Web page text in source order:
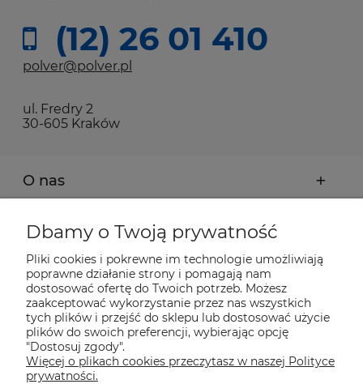
(12) 26 01 410
polver@polver.pl
ul. Fredry 2
30-605 Kraków
O nas
Moje konto
Płatności i dostawa
Pomoc
Informacje
Dbamy o Twoją prywatność
Pliki cookies i pokrewne im technologie umożliwiają
poprawne działanie strony i pomagają nam
dostosować ofertę do Twoich potrzeb. Możesz
zaakceptować wykorzystanie przez nas wszystkich
tych plików i przejść do sklepu lub dostosować użycie
plików do swoich preferencji, wybierając opcję
"Dostosuj zgody".
Więcej o plikach cookies przeczytasz w naszej Polityce
prywatności.